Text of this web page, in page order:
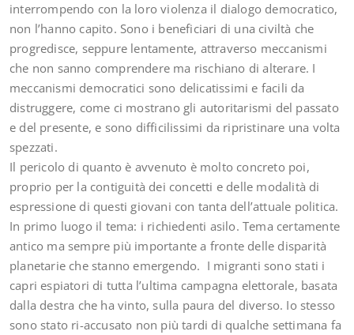
interrompendo con la loro violenza il dialogo democratico,
non l’hanno capito. Sono i beneficiari di una civiltà che
progredisce, seppure lentamente, attraverso meccanismi
che non sanno comprendere ma rischiano di alterare. I
meccanismi democratici sono delicatissimi e facili da
distruggere, come ci mostrano gli autoritarismi del passato
e del presente, e sono difficilissimi da ripristinare una volta
spezzati.
Il pericolo di quanto è avvenuto è molto concreto poi,
proprio per la contiguità dei concetti e delle modalità di
espressione di questi giovani con tanta dell’attuale politica.
In primo luogo il tema: i richiedenti asilo. Tema certamente
antico ma sempre più importante a fronte delle disparità
planetarie che stanno emergendo. I migranti sono stati i
capri espiatori di tutta l’ultima campagna elettorale, basata
dalla destra che ha vinto, sulla paura del diverso. Io stesso
sono stato ri-accusato non più tardi di qualche settimana fa